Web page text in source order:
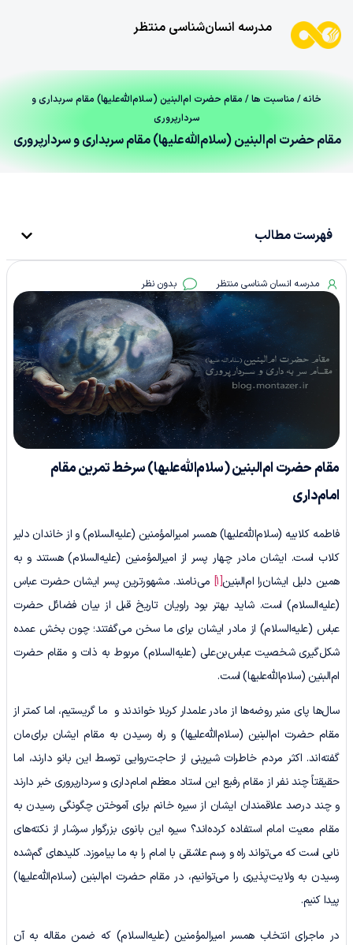
مدرسه انسان‌شناسی منتظر
خانه/ مناسبت ها/ مقام حضرت ام‌البنین (سلام‌الله‌علیها) مقام سربداری و
سردارپروری
مقام حضرت ام‌البنین (سلام‌الله‌علیها) مقام سربداری و سردارپروری
فهرست مطالب
مدرسه انسان شناسی منتظر بدون نظر
مقام حضرت ام‌البنین(سلام‌الله‌علیها)سرخط تمرین مقام
امام‌داری
فاطمه کلابیه (سلام‌الله‌علیها) همسر امیرالمؤمنین (علیه‌السلام) و از خاندان دلیر
کلاب است. ایشان مادر چهار پسر از امیرالمؤمنین (علیه‌السلام) هستند و به
همین دلیل ایشان‌را ام‌البنین[1]
می‌نامند. مشهورترین پسر ایشان حضرت عباس
(علیه‌السلام) است. شاید بهتر بود راویان تاریخ قبل از بیان فضائل حضرت
عباس (علیه‌السلام) از مادر ایشان برای ‌ما سخن می‌گفتند؛ چون بخش عمده
شکل‌گیری شخصیت عباس‌بن‌علی (علیه‌السلام) مربوط به ذات و مقام حضرت
ام‌البنین (سلام‌الله‌علیها) است.
سال‌ها پای منبر روضه‌ها از مادر علمدار کربلا خواندند و ما گریستیم، اما کمتر از
مقام حضرت ام‌البنین (سلام‌الله‌علیها) و راه رسیدن به مقام ایشان برای‌مان
گفته‌اند. اکثر مردم خاطرات شیرینی از حاجت‌روایی توسط این بانو دارند، اما
حقیقتاً چند نفر از مقام رفیع این استاد معظم امام‌داری و سردارپروری خبر دارند
و چند درصد علاقمندان ایشان از سیره خانم برای آموختن چگونگی رسیدن به
مقام معیت امام استفاده کرده‌اند؟ سیره این بانوی بزرگوار سرشار از نکته‌های
نابی است که می‌تواند راه‌ و رسم عاشقی با امام را به ما بیاموزد. کلیدهای گم‌شده
رسیدن به ولایت‌پذیری را می‌توانیم، در مقام حضرت ام‌البنین (سلام‌الله‌علیها)
پیدا کنیم.
در ماجرای انتخاب همسر امیرالمؤمنین (علیه‌السلام) که ضمن مقاله به آن